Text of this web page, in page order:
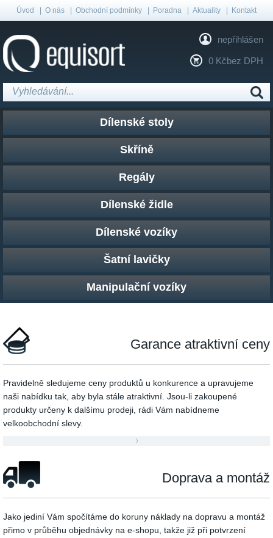
Úvod O nás Obchodní podmínky Poradna Aktuality Kontakt
nepřihlášen
0 Kčbez DPH
Dílenské stoly
Skříně
Regály
Dílenské židle
Dílenské vozíky
Šatní lavičky
Manipulační vozíky
Garance atraktivní ceny
Pravidelně sledujeme ceny produktů u konkurence a upravujeme
naši nabídku tak, aby byla stále atraktivní. Jsou-li zakoupené
produkty určeny k dalšímu prodeji, rádi Vám nabídneme
velkoobchodní slevy.
Doprava a montáž
Jako jediní Vám spočítáme do koruny náklady na dopravu a montáž
přimo v průběhu objednávky na e-shopu, takže již při potvrzení